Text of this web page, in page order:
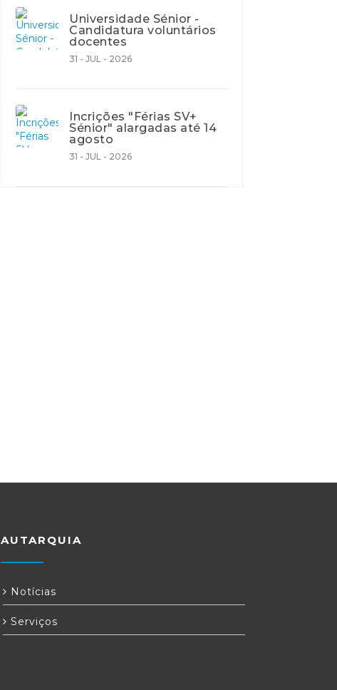
Universidade Sénior -
Candidatura voluntários
docentes
31 - JUL - 2026
Incrições "Férias SV+
Sénior" alargadas até 14
agosto
31 - JUL - 2026
AUTARQUIA
Notícias
Serviços